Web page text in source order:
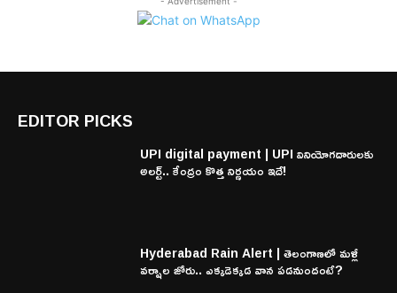
EDITOR PICKS
UPI digital payment | UPI వినియోగదారులకు
అలర్ట్.. కేంద్రం కొత్త నిర్ణయం ఇదే!
Hyderabad Rain Alert | తెలంగాణలో మళ్లీ
వర్షాల జోరు.. ఎక్కడెక్కడ వాన పడనుందంటే?